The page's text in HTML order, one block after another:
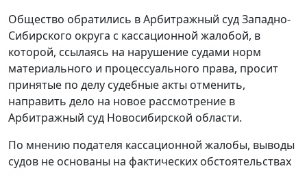
Общество обратились в Арбитражный суд Западно-
Сибирского округа с кассационной жалобой, в
которой, ссылаясь на нарушение судами норм
материального и процессуального права, просит
принятые по делу судебные акты отменить,
направить дело на новое рассмотрение в
Арбитражный суд Новосибирской области.
По мнению подателя кассационной жалобы, выводы
судов не основаны на фактических обстоятельствах